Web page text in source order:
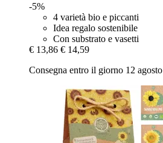
-5%
4 varietà bio e piccanti
Idea regalo sostenibile
Con substrato e vasetti
€ 13,86 € 14,59
Consegna entro il giorno 12 agosto